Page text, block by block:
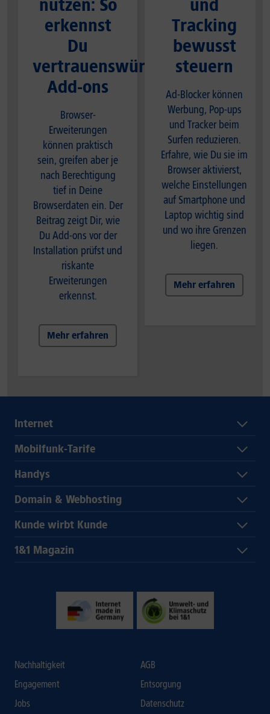
nutzen: So
erkennst
Du
vertrauenswürdige
Add-ons
Browser-
Erweiterungen
können praktisch
sein, greifen aber je
nach Berechtigung
tief in Deine
Browserdaten ein. Der
Beitrag zeigt Dir, wie
Du Add-ons vor der
Installation prüfst und
riskante
Erweiterungen
erkennst.
Mehr erfahren
und
Tracking
bewusst
steuern
Ad-Blocker können
Werbung, Pop-ups
und Tracker beim
Surfen reduzieren.
Erfahre, wie Du sie im
Browser aktivierst,
welche Einstellungen
auf Smartphone und
Laptop wichtig sind
und wo ihre Grenzen
liegen.
Mehr erfahren
Internet
Mobilfunk-Tarife
Handys
Domain & Webhosting
Kunde wirbt Kunde
1&1 Magazin
Nachhaltigkeit
Engagement
Jobs
AGB
Entsorgung
Datenschutz